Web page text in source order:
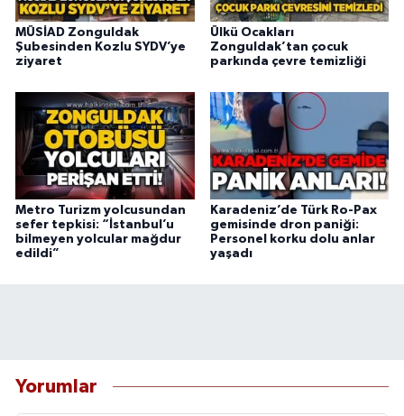
MÜSİAD Zonguldak
Şubesinden Kozlu SYDV’ye
ziyaret
Ülkü Ocakları
Zonguldak’tan çocuk
parkında çevre temizliği
Metro Turizm yolcusundan
sefer tepkisi: “İstanbul’u
bilmeyen yolcular mağdur
edildi”
Karadeniz’de Türk Ro-Pax
gemisinde dron paniği:
Personel korku dolu anlar
yaşadı
Yorumlar